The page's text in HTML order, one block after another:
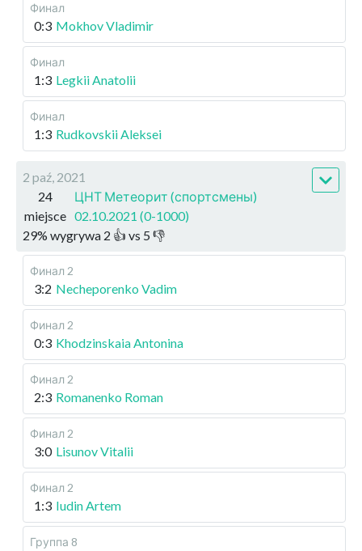
Финал
0:3 Mokhov Vladimir
Финал
1:3 Legkii Anatolii
Финал
1:3 Rudkovskii Aleksei
2 paź, 2021
24
miejsce
ЦНТ Метеорит (спортсмены)
02.10.2021 (0-1000)
29% wygrywa 2 👍 vs 5 👎
Финал 2
3:2 Necheporenko Vadim
Финал 2
0:3 Khodzinskaia Antonina
Финал 2
2:3 Romanenko Roman
Финал 2
3:0 Lisunov Vitalii
Финал 2
1:3 Iudin Artem
Группа 8